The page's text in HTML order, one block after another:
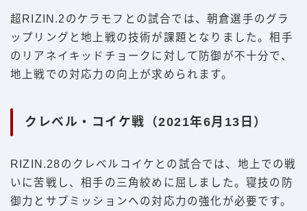
超RIZIN.2のケラモフとの試合では、朝倉選手のグラ
ップリングと地上戦の技術が課題となりました。相手
のリアネイキッドチョークに対して防御が不十分で、
地上戦での対応力の向上が求められます。
クレベル・コイケ戦（2021年6月13日）
RIZIN.28のクレベルコイケとの試合では、地上での戦
いに苦戦し、相手の三角絞めに屈しました。寝技の防
御力とサブミッションへの対応力の強化が必要です。